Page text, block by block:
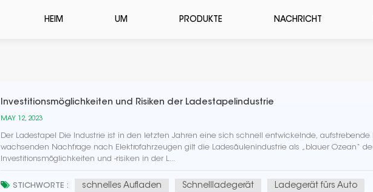
HEIM UM PRODUKTE NACHRICHT
Investitionsmöglichkeiten und Risiken der Ladestapelindustrie
MAY 12, 2023
Der Ladestapel Die Industrie ist in den letzten Jahren eine sich schnell entwickelnde,
wachsenden Nachfrage nach Elektrofahrzeugen gilt die Ladesäulenindustrie als „blauer Ozean“
Investitionsmöglichkeiten und -risiken in der L...
STICHWORTE : schnelles Aufladen Schnellladegerät Ladegerät fürs Auto